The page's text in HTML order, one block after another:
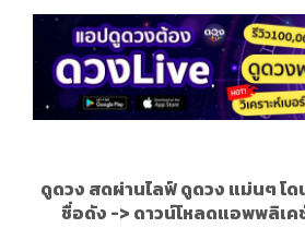
ดูดวง สดผ่านไลฟ์ ดูดวง แม่นๆ โ
ชื่อดัง -> ดาวน์โหลดแอพพลิเค